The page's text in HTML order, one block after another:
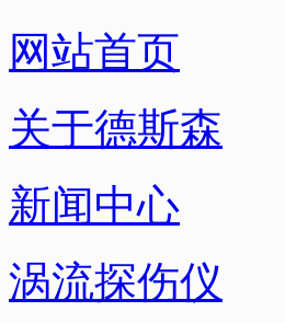
网站首页
关于德斯森
新闻中心
涡流探伤仪